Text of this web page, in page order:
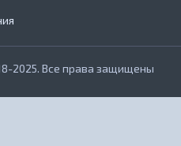
2025. Все права защищены